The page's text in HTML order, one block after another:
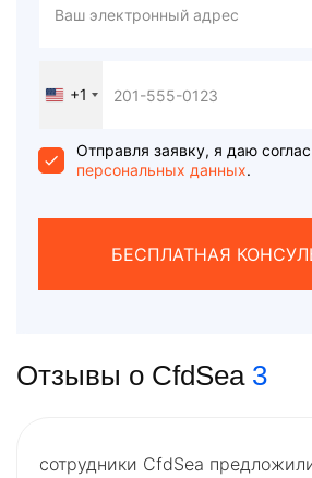
United
+1
+1
Отправля заявку, я даю
персональных данных.
БЕСПЛАТНАЯ
Отзывы о CfdSea3
сотрудники CfdSea